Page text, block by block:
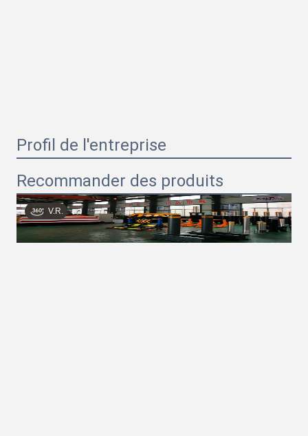
Profil de l'entreprise
Recommander des produits
V.R.